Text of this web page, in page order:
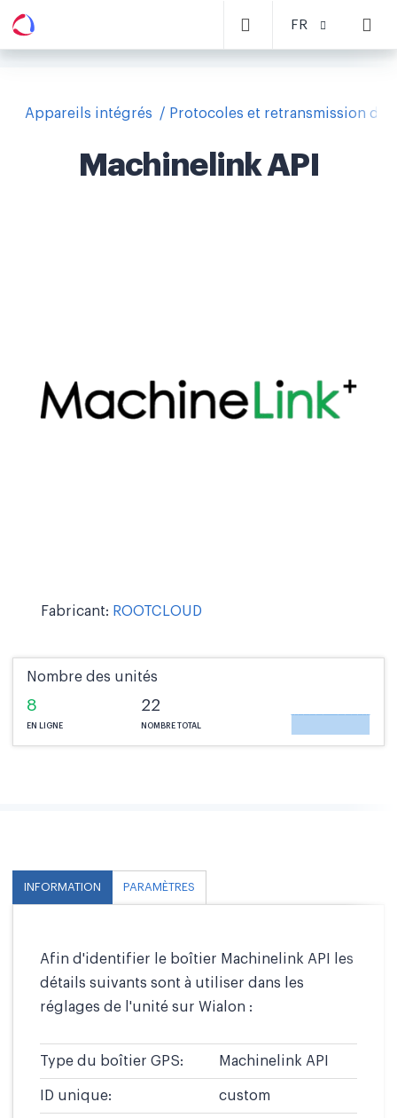
FR
Appareils intégrés Protocoles et retransmission de
Machinelink API
Fabricant: ROOTCLOUD
Nombre des unités
8
EN LIGNE
22
NOMBRE TOTAL
INFORMATION PARAMÈTRES
Afin d'identifier le boîtier Machinelink API les
détails suivants sont à utiliser dans les
réglages de l'unité sur Wialon :
Type du boîtier GPS: Machinelink API
ID unique: custom